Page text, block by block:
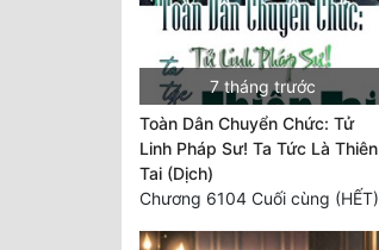
7 tháng trước
Toàn Dân Chuyển Chức: Tử
Linh Pháp Sư! Ta Tức Là Thiên
Tai (Dịch)
Chương 6104 Cuối cùng (HẾT)